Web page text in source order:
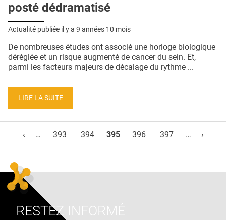
posté dédramatisé
Actualité publiée il y a 9 années 10 mois
De nombreuses études ont associé une horloge biologique
déréglée et un risque augmenté de cancer du sein. Et,
parmi les facteurs majeurs de décalage du rythme ...
LIRE LA SUITE
‹
… 393 394 395 396 397 … ›
RESTEZ INFORMÉ